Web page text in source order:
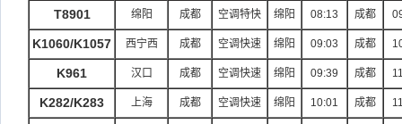
T8901 绵阳 成都 空调特快 绵阳 08:13 成都
K1060/K1057 西宁西 成都 空调快速 绵阳 09:03 成都
K961 汉口 成都 空调快速 绵阳 09:39 成都
K282/K283 上海 成都 空调快速 绵阳 10:01 成都